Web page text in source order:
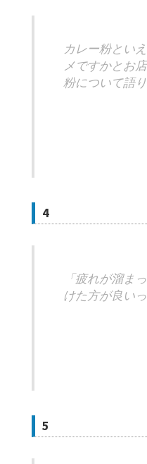
カレー粉とい
メですかとお
粉について語
4
「疲れが溜ま
けた方が良い
5